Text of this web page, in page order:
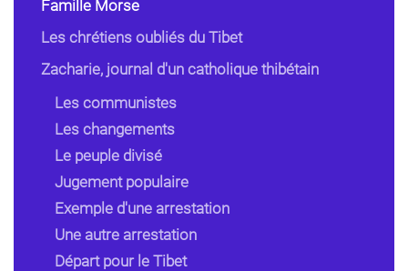
Famille Morse
Les chrétiens oubliés du Tibet
Zacharie, journal d'un catholique thibétain
Les communistes
Les changements
Le peuple divisé
Jugement populaire
Exemple d'une arrestation
Une autre arrestation
Départ pour le Tibet